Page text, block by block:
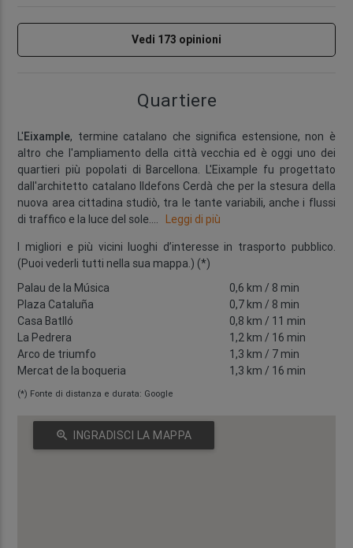
Vedi 173 opinioni
Quartiere
L'Eixample, termine catalano che significa estensione, non è
altro che l'ampliamento della città vecchia ed è oggi uno dei
quartieri più popolati di Barcellona. L'Eixample fu progettato
dall'architetto catalano Ildefons Cerdà che per la stesura della
nuova area cittadina studiò, tra le tante variabili, anche i flussi
di traffico e la luce del sole.... Leggi di più
I migliori e più vicini luoghi d’interesse in trasporto pubblico.
(Puoi vederli tutti nella sua mappa.) (*)
Palau de la Música
0,6 km / 8 min
Plaza Cataluña
0,7 km / 8 min
Casa Batlló
0,8 km / 11 min
La Pedrera
1,2 km / 16 min
Arco de triumfo
1,3 km / 7 min
Mercat de la boqueria
1,3 km / 16 min
(*) Fonte di distanza e durata: Google
zoom_in INGRADISCI LA MAPPA